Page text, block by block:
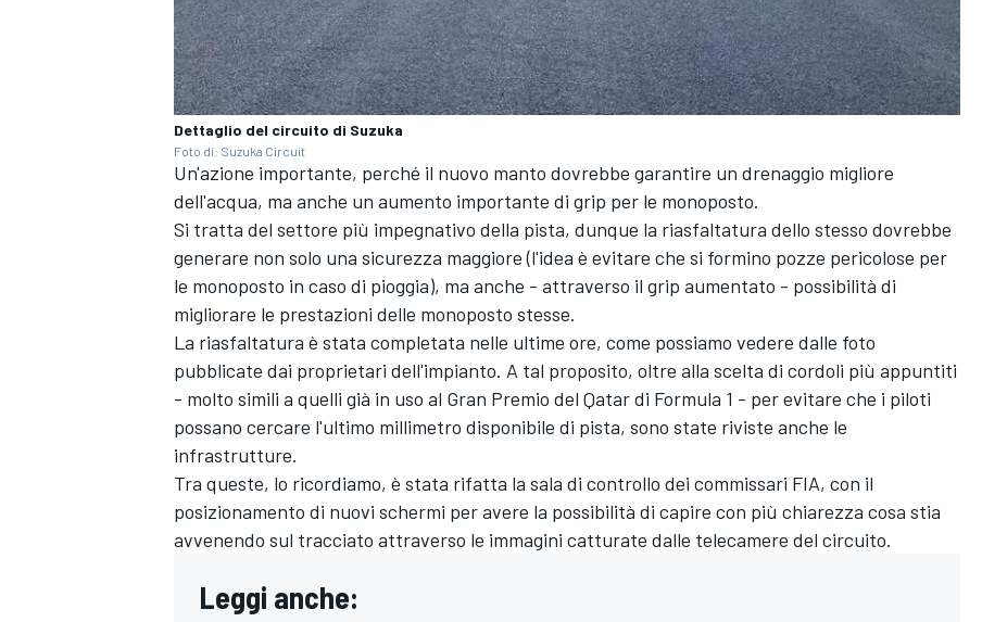
ENDURANCE/GT
Dettaglio del circuito di Suzuka
Foto di: Suzuka Circuit
Un'azione importante, perché il nuovo manto dovrebbe garantire un drenaggio migliore
dell'acqua, ma anche un aumento importante di grip per le monoposto.
Si tratta del settore più impegnativo della pista, dunque la riasfaltatura dello stesso dovrebbe
generare non solo una sicurezza maggiore (l'idea è evitare che si formino pozze pericolose per
le monoposto in caso di pioggia), ma anche - attraverso il grip aumentato - possibilità di
migliorare le prestazioni delle monoposto stesse.
La riasfaltatura è stata completata nelle ultime ore, come possiamo vedere dalle foto
pubblicate dai proprietari dell'impianto. A tal proposito, oltre alla scelta di cordoli più appuntiti
- molto simili a quelli già in uso al Gran Premio del Qatar di Formula 1 - per evitare che i piloti
possano cercare l'ultimo millimetro disponibile di pista, sono state riviste anche le
infrastrutture.
Tra queste, lo ricordiamo, è stata rifatta la sala di controllo dei commissari FIA, con il
posizionamento di nuovi schermi per avere la possibilità di capire con più chiarezza cosa stia
avvenendo sul tracciato attraverso le immagini catturate dalle telecamere del circuito.
Leggi anche: